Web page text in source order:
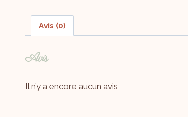
Avis (0)
Avis
Il n’y a encore aucun avis